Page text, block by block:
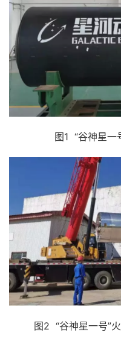
图1 “谷神星一
图2 “谷神星一号”